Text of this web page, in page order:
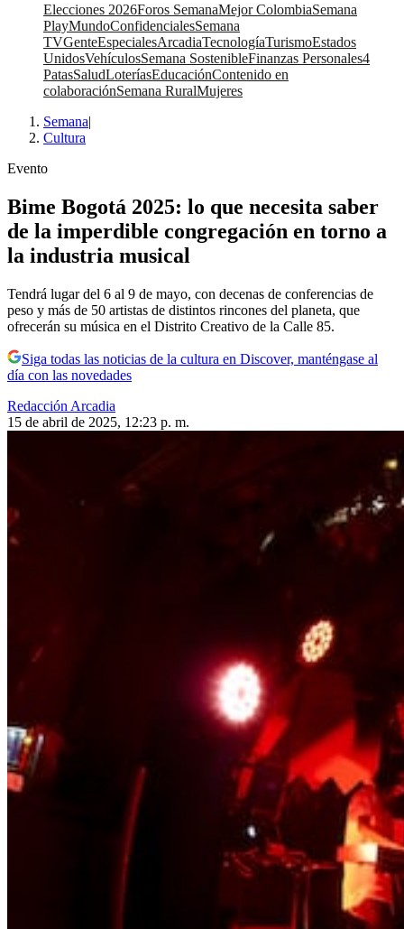
Elecciones 2026Foros SemanaMejor ColombiaSemana
PlayMundoConfidencialesSemana
TVGenteEspecialesArcadiaTecnologíaTurismoEstados
UnidosVehículosSemana SostenibleFinanzas Personales4
PatasSaludLoteríasEducaciónContenido en
colaboraciónSemana RuralMujeres
Semana|
Cultura
Evento
Bime Bogotá 2025: lo que necesita saber
de la imperdible congregación en torno a
la industria musical
Tendrá lugar del 6 al 9 de mayo, con decenas de conferencias de
peso y más de 50 artistas de distintos rincones del planeta, que
ofrecerán su música en el Distrito Creativo de la Calle 85.
Siga todas las noticias de la cultura en Discover, manténgase al
día con las novedades
Redacción Arcadia
15 de abril de 2025, 12:23 p. m.